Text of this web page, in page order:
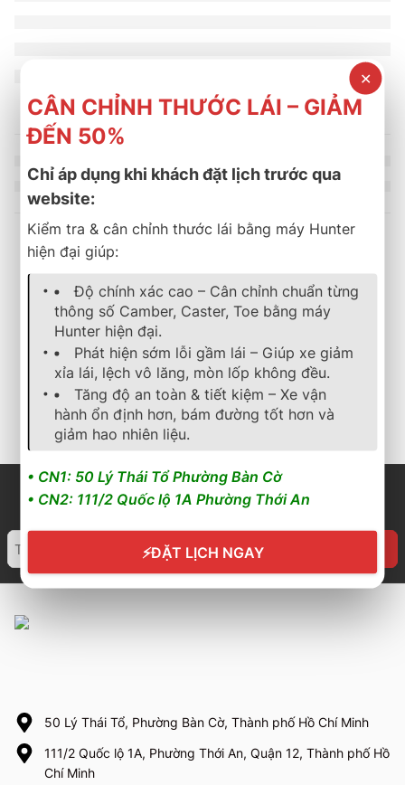
Sản phẩm tương tự
lốp xe,michelin,energy
Lốp Xe MICHELIN 155/65 R13 73T Energy XM 2+
1.404.000 ₫
Cần nhận báo giá mới
nhất? Nhấn vào đây để
trao đổi ngay
Lốp Xe MICHELIN 185/
2.214.000₫
Cần nhận báo giá mới
nhất? Nhấn vào đây để
✕
CÂN CHỈNH THƯỚC LÁI – GIẢM
ĐẾN 50%
Chỉ áp dụng khi khách đặt lịch trước qua
website:
Kiểm tra & cân chỉnh thước lái bằng máy Hunter
hiện đại giúp:
Độ chính xác cao – Cân chỉnh chuẩn từng
thông số Camber, Caster, Toe bằng máy
Hunter hiện đại.
Phát hiện sớm lỗi gầm lái – Giúp xe giảm
xỉa lái, lệch vô lăng, mòn lốp không đều.
Tăng độ an toàn & tiết kiệm – Xe vận
hành ổn định hơn, bám đường tốt hơn và
giảm hao nhiên liệu.
• CN1: 50 Lý Thái Tổ Phường Bàn Cờ
• CN2: 111/2 Quốc lộ 1A Phường Thới An
⚡ĐẶT LỊCH NGAY
50 Lý Thái Tổ, Phường Bàn Cờ, Thành phố Hồ Chí Minh
111/2 Quốc lộ 1A, Phường Thới An, Quận 12, Thành phố Hồ
Chí Minh